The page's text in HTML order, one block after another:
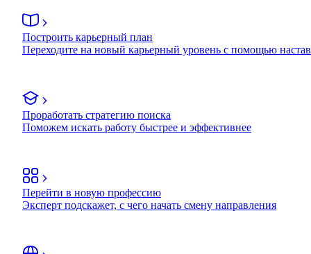
Построить карьерный план
Переходите на новый карьерный уровень с помощью
Проработать стратегию поиска
Поможем искать работу быстрее и эффективнее
Перейти в новую профессию
Эксперт подскажет, с чего начать смену направления